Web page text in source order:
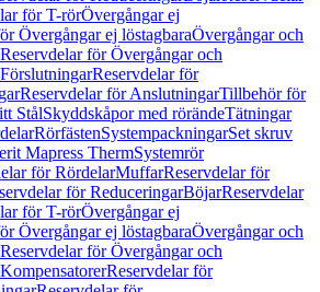
för T-rörÖvergångar ej
Övergångar ej löstagbaraÖvergångar och
Reservdelar för Övergångar och
FörslutningarReservdelar för
Reservdelar för AnslutningarTillbehör för
StålSkyddskåpor med rörändeTätningar
RörfästenSystempackningarSet skruv
Mapress ThermSystemrör
för RördelarMuffarReservdelar för
för ReduceringarBöjarReservdelar
för T-rörÖvergångar ej
Övergångar ej löstagbaraÖvergångar och
Reservdelar för Övergångar och
KompensatorerReservdelar för